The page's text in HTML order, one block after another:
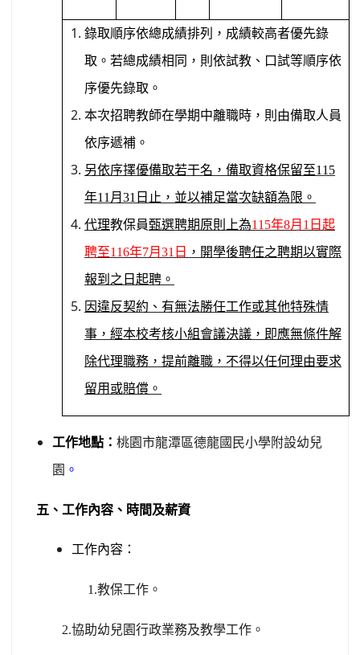
錄取順序依總成績排列，成績較高者優先錄
取。若總成績相同，則依試教、口試等順序依
序優先錄取。
本次招聘教師在學期中離職時，則由備取人員
依序遞補 。
另依序擇優備取若干名，備取資格保留至115
年11 月 31 日 止 ，並以補足當次缺額為限 。
代理教保員甄選聘期原則上為115年8月 1 日起
聘至116年7月 31 日 ，開學後聘任之聘期以實際
報到之日起聘。
因違反契約、有無法勝任工作或其他特殊情
事，經本校考核小組會議決議，即應無條件解
除代理職務，提前離職，不得以任何理由要求
留用或賠償。
工作地點 ： 桃園市龍潭區德龍國民小學附設幼兒
園 。
五、工作內容、時間及薪資
工作內容：
1.教保工作。
2.協助幼兒園行政業務及教學工作。